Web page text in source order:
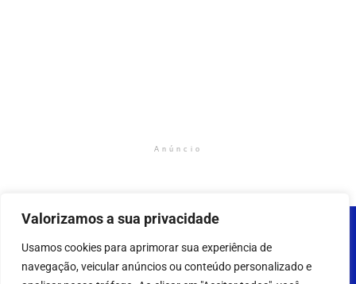
Valorizamos a sua privacidade
Usamos cookies para aprimorar sua experiência de
navegação, veicular anúncios ou conteúdo personalizado e
Anúncio